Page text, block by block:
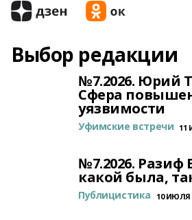
Выбор редакции
№7.2026. Юрий
Сфера
уязвимости
Уфимские встречи 11
№7.2026. Разиф
какой была,
Публицистика 10 ИЮЛЯ